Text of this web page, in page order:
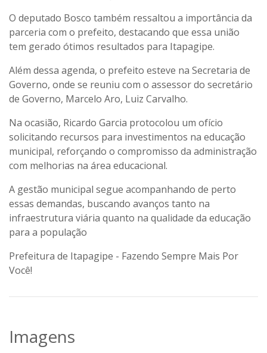
O deputado Bosco também ressaltou a importância da
parceria com o prefeito, destacando que essa união
tem gerado ótimos resultados para Itapagipe.
Além dessa agenda, o prefeito esteve na Secretaria de
Governo, onde se reuniu com o assessor do secretário
de Governo, Marcelo Aro, Luiz Carvalho.
Na ocasião, Ricardo Garcia protocolou um ofício
solicitando recursos para investimentos na educação
municipal, reforçando o compromisso da administração
com melhorias na área educacional.
A gestão municipal segue acompanhando de perto
essas demandas, buscando avanços tanto na
infraestrutura viária quanto na qualidade da educação
para a população
Prefeitura de Itapagipe - Fazendo Sempre Mais Por
Você!
Imagens